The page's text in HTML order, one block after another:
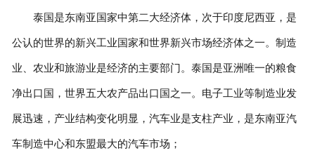
泰国是东南亚国家中第二大经济体，次于印度尼西亚，是
公认的世界的新兴工业国家和世界新兴市场经济体之一。制造
业、农业和旅游业是经济的主要部门。泰国是亚洲唯一的粮食
净出口国，世界五大农产品出口国之一。电子工业等制造业发
展迅速，产业结构变化明显，汽车业是支柱产业，是东南亚汽
车制造中心和东盟最大的汽车市场；